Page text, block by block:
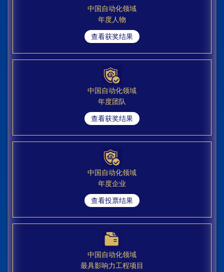
中国自动化领域
年度人物
查看获奖结果
中国自动化领域
年度团队
查看获奖结果
中国自动化领域
年度企业
查看投票结果
中国自动化领域
最具影响力工程项目